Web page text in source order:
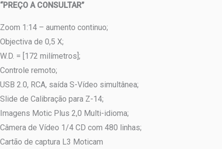
“PREÇO A CONSULTAR”
Zoom 1:14 – aumento continuo;
Objectiva de 0,5 X;
W.D. = [172 milímetros];
Controle remoto;
USB 2.0, RCA, saída S-Vídeo simultânea;
Slide de Calibração para Z-14;
Imagens Motic Plus 2,0 Multi-idioma;
Câmera de Vídeo 1/4 CD com 480 linhas;
Cartão de captura L3 Moticam